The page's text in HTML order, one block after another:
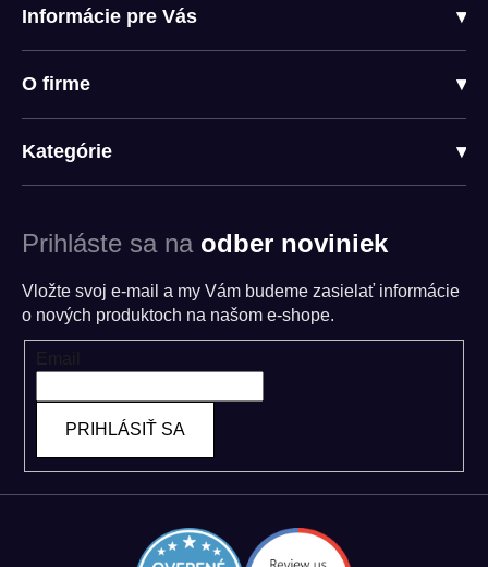
Informácie pre Vás ▾
O firme ▾
Kategórie ▾
Prihláste sa na odber noviniek
Vložte svoj e-mail a my Vám budeme zasielať informácie
o nových produktoch na našom e-shope.
PRIHLÁSIŤ SA